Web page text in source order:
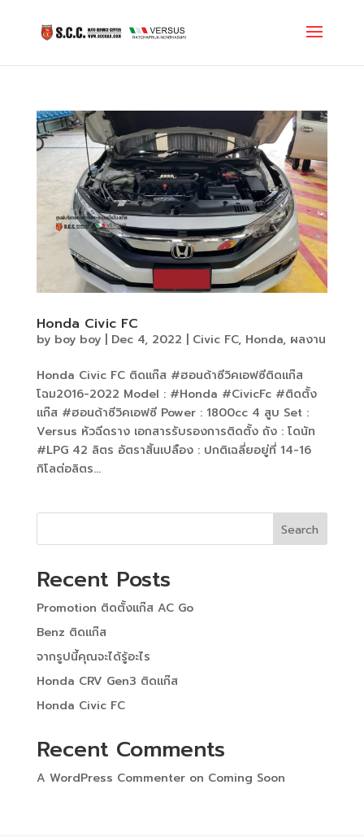
Honda Civic FC
by boy boy| Dec 4, 2022 Civic FC, Honda, ผลงาน
Honda Civic FC ติดแก๊ส #ฮอนด้าซีวิคเอฟซีติดแก๊ส
โฉม2016-2022 Model : #Honda #CivicFc #ติดตั้ง
แก๊ส #ฮอนด้าซีวิคเอฟซี Power : 1800cc 4 สูบ Set :
Versus หัวฉีดราง เอกสารรับรองการติดตั้ง ถัง : โดนัท
#LPG 42 ลิตร อัตราสิ้นเปลือง : ปกติเฉลี่ยอยู่ที่ 14-16
กิโลต่อลิตร...
Search
Recent Posts
Promotion ติดตั้งแก๊ส AC Go
Benz ติดแก๊ส
จากรูปนี้คุณจะได้รู้อะไร
Honda CRV Gen3 ติดแก๊ส
Honda Civic FC
Recent Comments
A WordPress Commenteron Coming Soon